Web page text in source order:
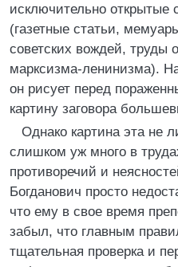
исключительно открытые
(газетные статьи,
советских вождей, труды
марксизма-ленинизма).
он рисует перед
картину заговора
Однако картина эта не
слишком уж много в
противоречий и
Богданович просто
что ему в свое время
забыл, что главным
тщательная проверка и